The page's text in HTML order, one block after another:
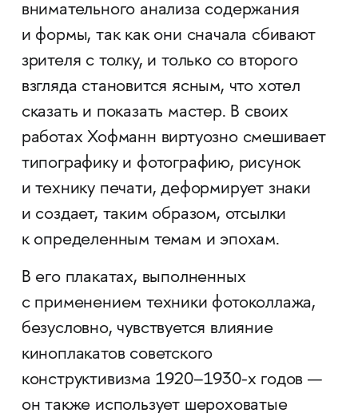
внимательного анализа содержания
и формы, так как они сначала сбивают
зрителя с толку, и только со второго
взгляда становится ясным, что хотел
сказать и показать мастер. В своих
работах Хофманн виртуозно смешивает
типографику и фотографию, рисунок
и технику печати, деформирует знаки
и создает, таким образом, отсылки
к определенным темам и эпохам.
В его плакатах, выполненных
с применением техники фотоколлажа,
безусловно, чувствуется влияние
киноплакатов советского
конструктивизма 1920–1930-х годов —
он также использует шероховатые